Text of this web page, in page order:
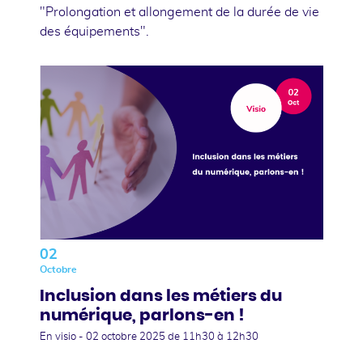
"Prolongation et allongement de la durée de vie
des équipements".
02
Octobre
Inclusion dans les métiers du
numérique, parlons-en !
En visio - 02 octobre 2025 de 11h30 à 12h30